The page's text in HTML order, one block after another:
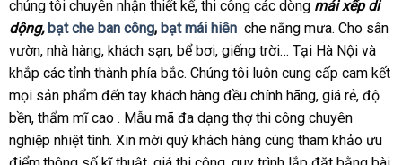
chúng tôi chuyên nhận thiết kế, thi công các dòngmái xếp di
dộng, bạt che ban công, bạt mái hiên che nắng mưa. Cho sân
vườn, nhà hàng, khách sạn, bể bơi, giếng trời… Tại Hà Nội và
khắp các tỉnh thành phía bắc. Chúng tôi luôn cung cấp cam kết
mọi sản phẩm đến tay khách hàng đều chính hãng, giá rẻ, độ
bền, thẩm mĩ cao . Mẫu mã đa dạng thợ thi công chuyên
nghiệp nhiệt tình. Xin mời quý khách hàng cùng tham khảo ưu